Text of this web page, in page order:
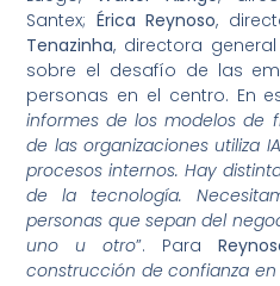
Santex; Érica Reynoso,
Tenazinha, directora
sobre el desafío de las
personas en el centro. En
informes de los modelos de
de las organizaciones utiliza
procesos internos. Hay
de la tecnología.
personas que sepan del
uno u otro”. Para
construcción de confianza